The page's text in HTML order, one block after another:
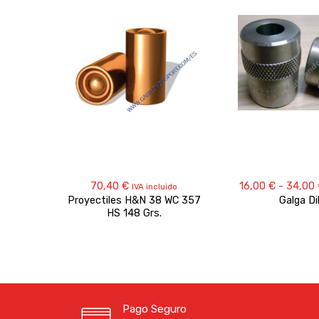
70,40 € IVA incluido
Proyectiles H&N 38 WC 357
HS 148 Grs.
16,00 € - 34,00
Galga
Pago Seguro